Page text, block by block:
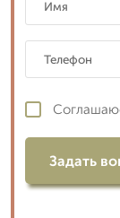
Задать